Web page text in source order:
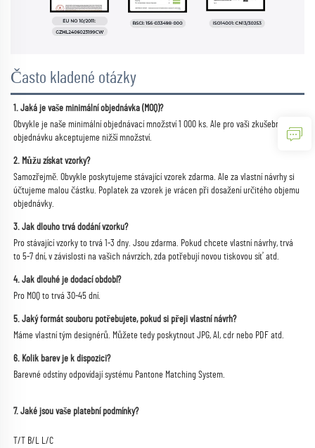
Často kladené otázky
1. Jaká je vaše minimální objednávka (MOQ)?
Obvykle je naše minimální objednávací množství 1 000 ks. Ale pro vaši zkušební
objednávku akceptujeme nižší množství.
2. Můžu získat vzorky?
Samozřejmě. Obvykle poskytujeme stávající vzorek zdarma. Ale za vlastní návrhy si
účtujeme malou částku. Poplatek za vzorek je vrácen při dosažení určitého objemu
objednávky.
3. Jak dlouho trvá dodání vzorku?
Pro stávající vzorky to trvá 1-3 dny. Jsou zdarma. Pokud chcete vlastní návrhy, trvá
to 5-7 dní, v závislosti na vašich návrzích, zda potřebují novou tiskovou síť atd.
4. Jak dlouhé je dodací období?
Pro MOQ to trvá 30-45 dní.
5. Jaký formát souboru potřebujete, pokud si přeji vlastní návrh?
Máme vlastní tým designérů. Můžete tedy poskytnout JPG, AI, cdr nebo PDF atd.
6. Kolik barev je k dispozici?
Barevné odstíny odpovídají systému Pantone Matching System.
7. Jaké jsou vaše platební podmínky?
T/T B/L L/C